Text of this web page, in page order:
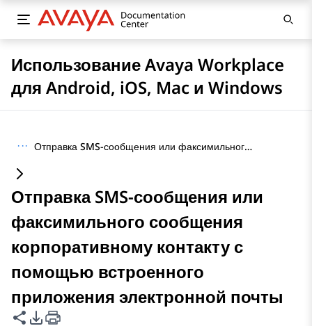
Использование Avaya Workplace
для Android, iOS, Mac и Windows
··· Отправка SMS-сообщения или факсимильного сообщения корпоративному контакту с помощью встроенного приложения электронной почты
Отправка SMS-сообщения или
факсимильного сообщения
корпоративному контакту с
помощью встроенного
приложения электронной почты
Поделиться этой страницей
Параметры экспорта PDF